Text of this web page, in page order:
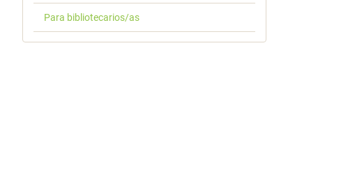
Para bibliotecarios/as